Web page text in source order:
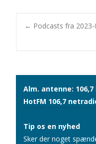
Post
← Podcasts fra 2023-
Alm. antenne: 106,7
HotFM 106,7
Tip os en nyhed
Sker der noget